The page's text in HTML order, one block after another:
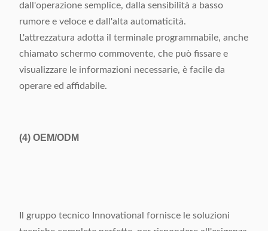
dall'operazione semplice, dalla sensibilità a basso
rumore e veloce e dall'alta automaticità.
L'attrezzatura adotta il terminale programmabile, anche
chiamato schermo commovente, che può fissare e
visualizzare le informazioni necessarie, è facile da
operare ed affidabile.
(4) OEM/ODM
Il gruppo tecnico Innovational fornisce le soluzioni